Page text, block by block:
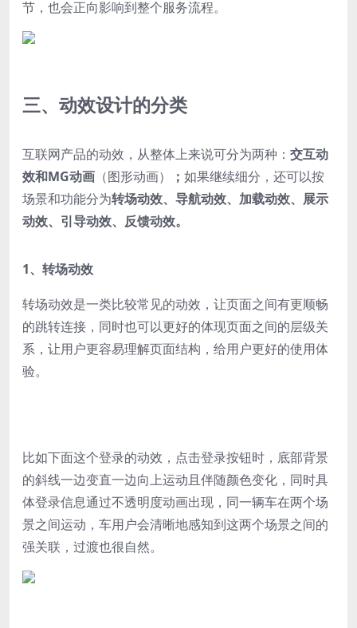
节，也会正向影响到整个服务流程。
三、动效设计的分类
互联网产品的动效，从整体上来说可分为两种： 交互动
效和MG动画 （图形动画） ； 如果继续细分，还可以按
场景和功能分为转场动效、导航动效、加载动效、展示
动效、引导动效、反馈动效。
1、转场动效
转场动效是一类比较常见的动效，让页面之间有更顺畅
的跳转连接，同时也可以更好的体现页面之间的层级关
系，让用户更容易理解页面结构，给用户更好的使用体
验。
比如下面这个登录的动效，点击登录按钮时，底部背景
的斜线一边变直一边向上运动且伴随颜色变化，同时具
体登录信息通过不透明度动画出现，同一辆车在两个场
景之间运动，车用户会清晰地感知到这两个场景之间的
强关联，过渡也很自然。